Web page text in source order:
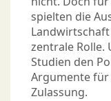
spielten die
zentrale Rolle.
Studien den
Argumente
Zulassung.